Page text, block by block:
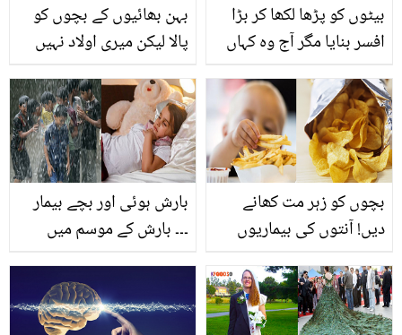
بہن بھائیوں کے بچوں کو
پالا لیکن میری اولاد نہیں
اور نجی زندگی کے بارے
میں بات کرتے ہوئے رو پڑیں
بیٹوں کو پڑھا لکھا کر بڑا
افسر بنایا مگر آج وہ کہاں
اکیلی ماں کی دلخراش
داستان جن کی اولاد نے
انہیں تنہا چھوڑ دیا
بارش ہوئی اور بچے بیمار
۔۔۔ بارش کے موسم میں
بچانا چاہتے ہیں تو یہ
طریقے استعمال کریں
بچوں کو زہر مت کھانے
دیں! آنتوں کی بیماریوں
کی وجہ چپس اور فرنچ
فرائز